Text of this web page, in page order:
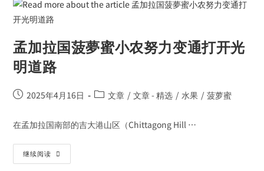
孟加拉国菠夢蜜小农努力变通打开光
明道路
2025年4月16日 文章 / 文章 - 精选 / 水果 / 菠萝蜜
在孟加拉国南部的吉大港山区（Chittagong Hill …
继续阅读